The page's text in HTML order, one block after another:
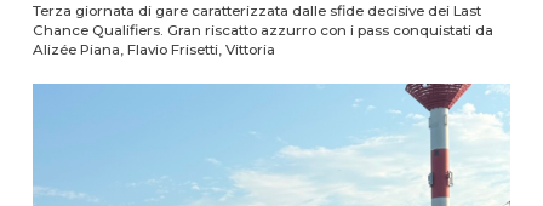
Terza giornata di gare caratterizzata dalle sfide decisive dei Last
Chance Qualifiers. Gran riscatto azzurro con i pass conquistati da
Alizée Piana, Flavio Frisetti, Vittoria